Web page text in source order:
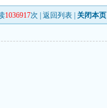
1036917次 |返回列表 关闭本页